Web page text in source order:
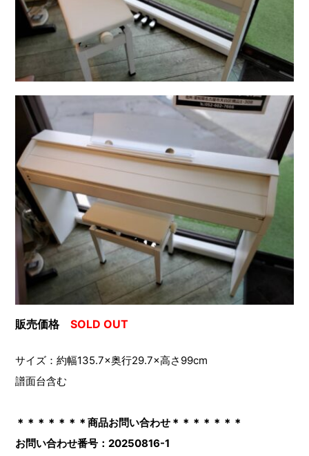
販売価格SOLD OUT
サイズ：約幅135.7×奥行29.7×高さ99cm
譜面台含む
＊＊＊＊＊＊＊商品お問い合わせ＊＊＊＊＊＊＊
お問い合わせ番号：20250816-1